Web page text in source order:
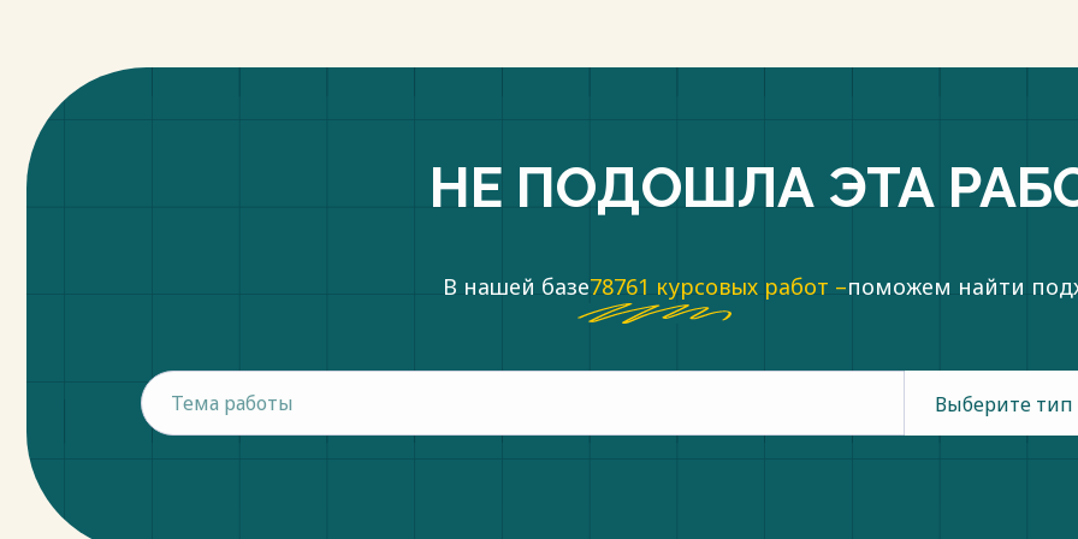
НЕ ПОДОШЛА ЭТА
В нашей базе78761 курсовых работ –поможем найти
Выберите тип